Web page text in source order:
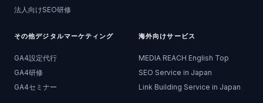
法人向けSEO研修
その他デジタルマーケティング
GA4設定代行
GA4研修
GA4セミナー
海外向けサービス
MEDIA REACH English Top
SEO Service in Japan
Link Building Service in Japan